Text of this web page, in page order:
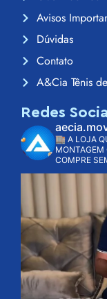
Avisos
Dúvidas
Contato
A&Cia Tênis
Redes
🏬 A LOJA
MONTAGEM
COMPRE